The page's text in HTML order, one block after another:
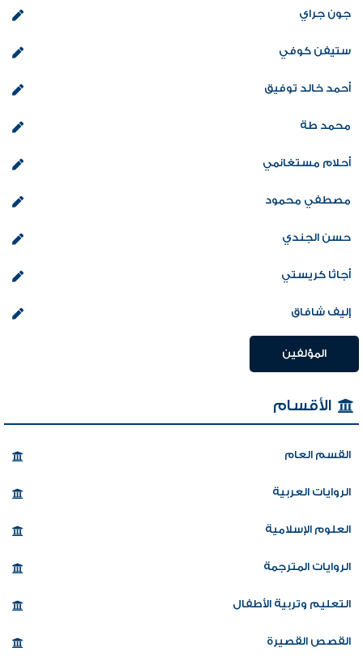
جون جراي
ستيفن كوفي
أحمد خالد توفيق
محمد طة
أحلام مستغانمي
مصطفي محمود
حسن الجندي
أجاثا كريستي
إليف شافاق
المؤلفين
الأقسام
القسم العام
الروايات العربية
العلوم الإسلامية
الروايات المترجمة
التعليم وتربية الأطفال
القصص القصيرة